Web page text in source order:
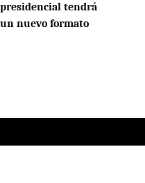
presidencial tendrá
un nuevo formato